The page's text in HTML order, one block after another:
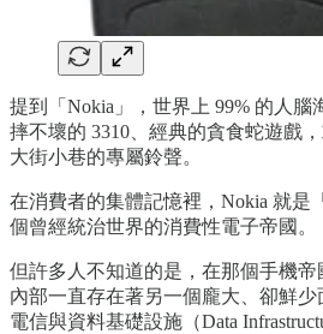
提到「Nokia」，世界上 99% 的人腦
摔不壞的 3310、經典的貪食蛇遊戲
大街小巷的專屬鈴聲。
在消費者的集體記憶裡，Nokia 就是
個曾經統治世界的消費性電子帝國。
但許多人不知道的是，在那個手機帝
內部一直存在著另一個龐大、卻鮮少
電信與資料基礎設施（Data